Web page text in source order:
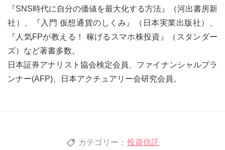
『SNS時代に自分の価値を最大化する方法』（河出書房新
社）、『入門 仮想通貨のしくみ』（日本実業出版社）、
『人気FPが教える！ 稼げるスマホ株投資』（スタンダー
ズ）など著書多数。
日本証券アナリスト協会検定会員、ファイナンシャルプラ
ンナー(AFP)、日本アクチュアリー会研究会員。
カテゴリー： 投資信託